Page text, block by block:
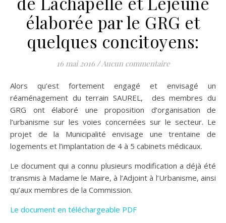
élaborée par le GRG et
quelques concitoyens:
16 mai 2016 /Aucun commentaire
Alors qu’est fortement engagé et envisagé un
réaménagement du terrain SAUREL, des membres du
GRG ont élaboré une proposition d’organisation de
l’urbanisme sur les voies concernées sur le secteur. Le
projet de la Municipalité envisage une trentaine de
logements et l’implantation de 4 à 5 cabinets médicaux.
Le document qui a connu plusieurs modification a déjà été
transmis à Madame le Maire, à l’Adjoint à l’Urbanisme, ainsi
qu’aux membres de la Commission.
Le document en téléchargeable PDF